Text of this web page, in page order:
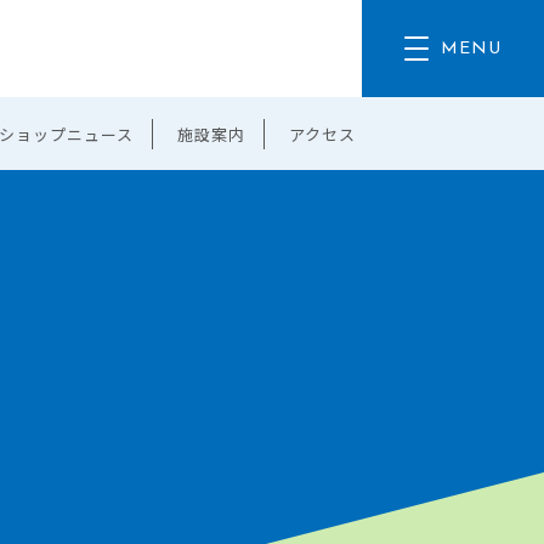
ョップニュース 施設案内 アクセス